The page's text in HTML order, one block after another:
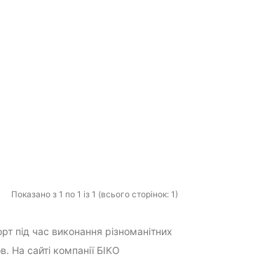
Показано з 1 по 1 із 1 (всього сторінок: 1)
під час виконання різноманітних
На сайті компанії БІКО